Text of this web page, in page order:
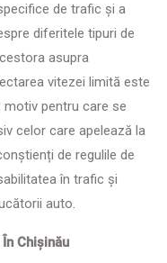
de trafic și a
diferitele tipuri de
asupra
vitezei limită este
motiv pentru care se
celor care apelează la
de regulile de
în trafic și
auto.
Chișinău